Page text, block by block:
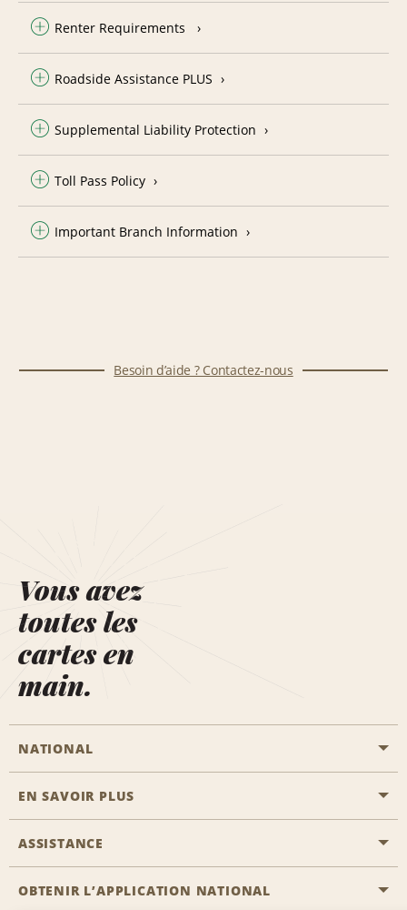
Renter Requirements
Roadside Assistance PLUS
Supplemental Liability Protection
Toll Pass Policy
Important Branch Information
Besoin d’aide ? Contactez-nous
Vous avez
toutes les
cartes en
main.
NATIONAL
Passer une réservation
Solutions pour les professionnels
EN SAVOIR PLUS
Carrière
ASSISTANCE
Accessibilité
OBTENIR L’APPLICATION NATIONAL